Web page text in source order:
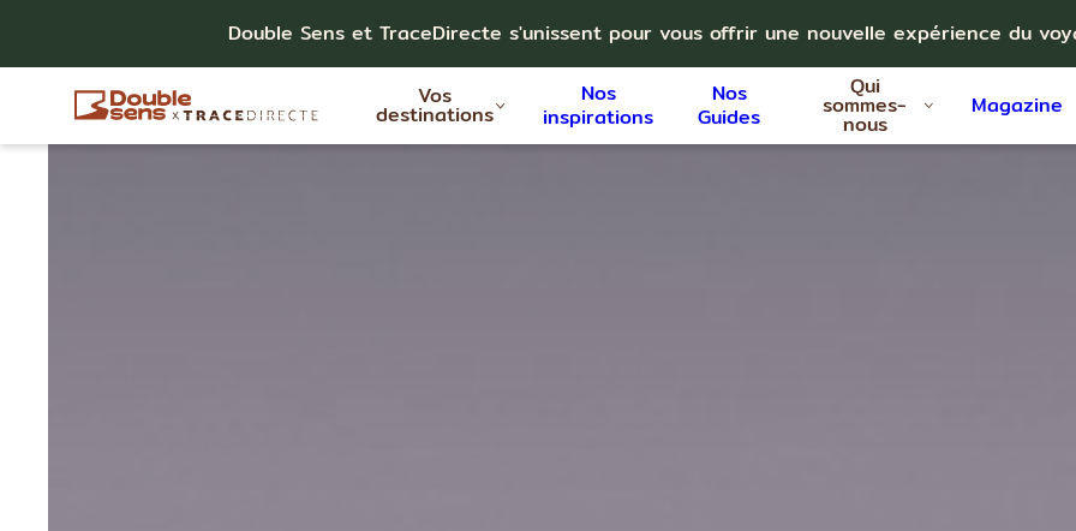
Double Sens et TraceDirecte s'unissent pour vous offrir une nouvelle expérience du
Vos
destinations
Nos
inspirations
Nos
Guides
Qui
sommes-
nous
Magazine